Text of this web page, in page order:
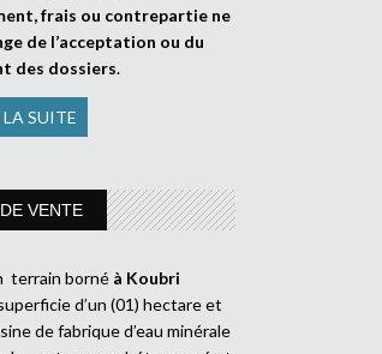
frais ou contrepartie ne
de l’acceptation ou du
des dossiers.
LA SUITE
VENTE
terrain borné à Koubri
d’un (01) hectare et
de fabrique d’eau minérale